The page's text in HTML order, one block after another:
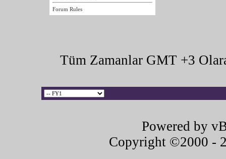
Forum Rules
Tüm Zamanlar GMT +3
Powered by
Copyright ©2000 -